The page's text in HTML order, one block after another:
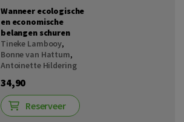
Wanneer ecologische
en economische
belangen schuren
Tineke Lambooy,
Bonne van Hattum,
Antoinette Hildering
34,90
Reserveer